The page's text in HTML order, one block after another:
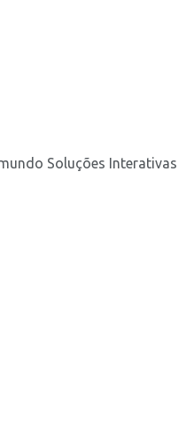
Soluções Interativas